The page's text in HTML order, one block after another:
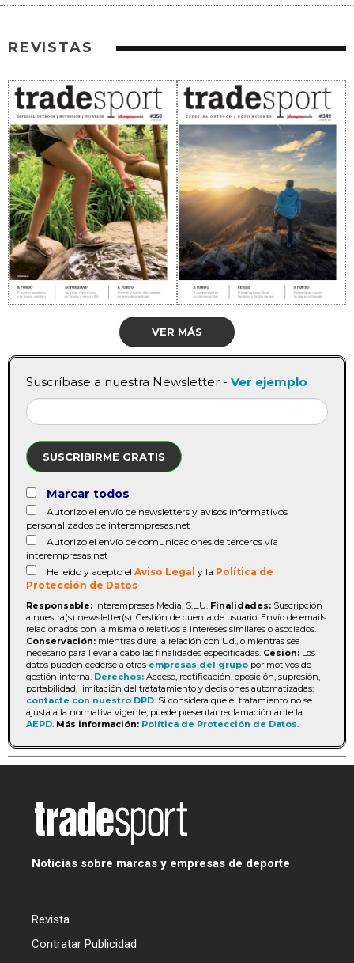
REVISTAS
VER MÁS
Suscríbase a nuestra Newsletter - Ver ejemplo
SUSCRIBIRME GRATIS
Marcar todos
Autorizo el envío de newsletters y avisos informativos
personalizados de interempresas.net
Autorizo el envío de comunicaciones de terceros vía
interempresas.net
He leído y acepto el Aviso Legal y la Política de
Protección de Datos
Responsable: Interempresas Media, S.L.U. Finalidades: Suscripción
a nuestra(s) newsletter(s). Gestión de cuenta de usuario. Envío de emails
relacionados con la misma o relativos a intereses similares o asociados.
Conservación: mientras dure la relación con Ud., o mientras sea
necesario para llevar a cabo las finalidades especificadas. Cesión: Los
datos pueden cederse a otras empresas del grupo por motivos de
gestión interna. Derechos: Acceso, rectificación, oposición, supresión,
portabilidad, limitación del tratatamiento y decisiones automatizadas:
contacte con nuestro DPD. Si considera que el tratamiento no se
ajusta a la normativa vigente, puede presentar reclamación ante la
AEPD. Más información: Política de Protección de Datos.
Noticias sobre marcas y empresas de deporte
Revista
Contratar Publicidad